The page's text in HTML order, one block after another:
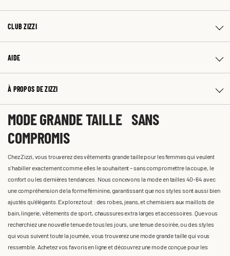
CLUB ZIZZI
AIDE
À PROPOS DE ZIZZI
MODE GRANDE TAILLE SANS
COMPROMIS
Chez Zizzi, vous trouverez des vêtements grande taille pour les femmes qui veulent
s'habiller exactement comme elles le souhaitent – sans compromettre la coupe, le
confort ou les dernières tendances. Nous concevons la mode en tailles 40-64 avec
une compréhension de la forme féminine, garantissant que nos styles sont aussi bien
ajustés qu'élégants. Explorez tout : des robes, jeans, et chemisiers aux maillots de
bain, lingerie, vêtements de sport, chaussures extra larges et accessoires. Que vous
recherchiez une nouvelle tenue de tous les jours, une tenue de soirée, ou des styles
qui vous suivent toute la journée, vous trouverez une mode grande taille qui vous
ressemble. Achetez vos favoris en ligne et découvrez une mode conçue pour les